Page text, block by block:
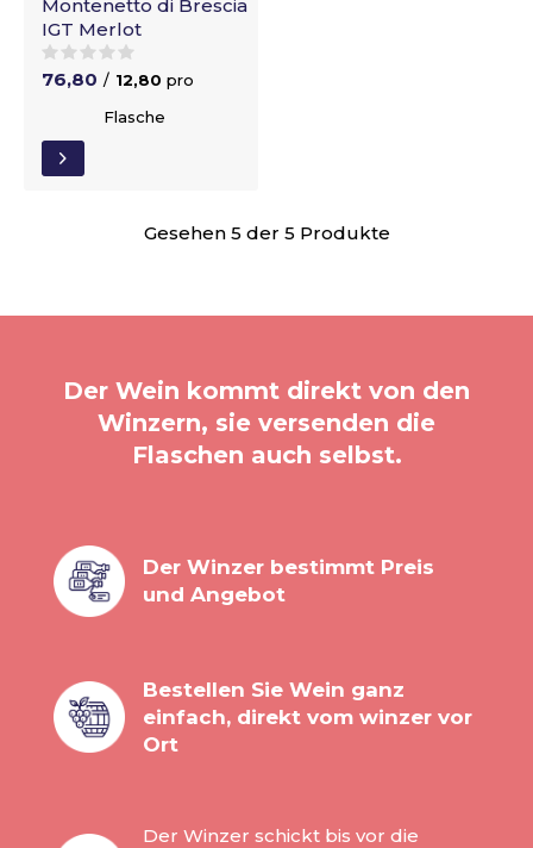
Montenetto di Brescia
IGT Merlot
76,80 / 12,80 pro
Flasche
Gesehen 5 der 5 Produkte
Der Wein kommt direkt von den
Winzern, sie versenden die
Flaschen auch selbst.
Der Winzer bestimmt Preis
und Angebot
Bestellen Sie Wein ganz
einfach, direkt vom winzer vor
Ort
Der Winzer schickt bis vor die